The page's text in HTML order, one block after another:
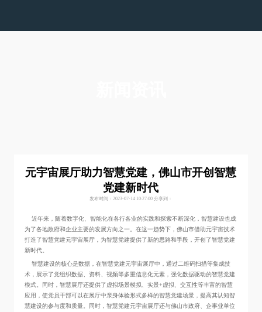
元宇宙展厅助力智慧党建，佛山市开创智慧
党建新时代
发布时间：2023-07-14 10:27:00 分享到：
近年来，随着数字化、智能化在各行各业的实践和探索不断深化，智慧建设也成
为了各地政府和企业主要的发展方向之一。在这一趋势下，佛山市借助元宇宙技术
打造了智慧党建元宇宙展厅，为智慧党建提供了新的思路和手段，开创了智慧党建
新时代。
智慧建设的核心是数据，在智慧党建元宇宙展厅中，通过二维码扫描等集成技
术，展示了党组织数据、资料、视频等多重信息化元素，强化数据驱动的智慧党建
模式。同时，智慧展厅还提供了虚拟场景模拟、实景+虚拟、交互性等丰富的智慧
应用，使党员干部可以在展厅中亲身体验形式多样的智慧党建场景，提高其认知智
慧建设的参与度和质量。同时，智慧党建元宇宙展厅还与佛山市政府、企事业单位